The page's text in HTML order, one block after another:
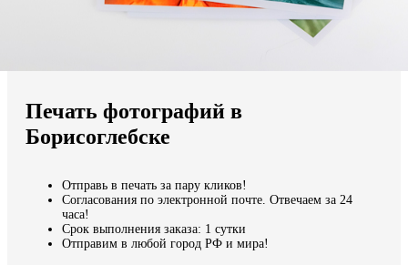
Мы доставляем по всему миру
Продолжить без города
Печать фотографий в
Борисоглебске
Отправь в печать за пару кликов!
Согласования по электронной почте. Отвечаем за 24
часа!
Срок выполнения заказа: 1 сутки
Отправим в любой город РФ и мира!